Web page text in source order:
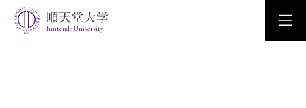
Juntendo University